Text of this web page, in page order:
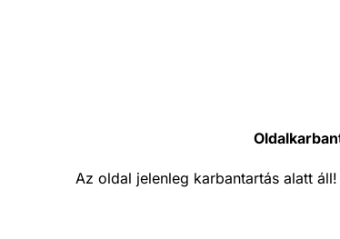
Az oldal jelenleg karbantartás alatt